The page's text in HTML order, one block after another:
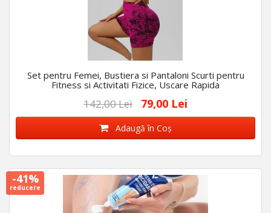
Set pentru Femei, Bustiera si Pantaloni Scurti pentru
Fitness si Activitati Fizice, Uscare Rapida
142,00 Lei 79,00 Lei
Adaugă în Coş
-41%
reducere